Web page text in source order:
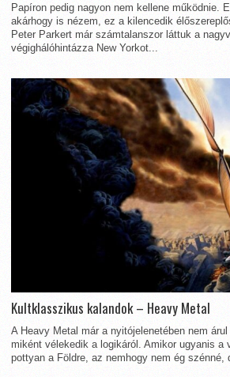
Papíron pedig nagyon nem kellene működnie.
akárhogy is nézem, ez a kilencedik
Peter Parkert már számtalanszor láttuk a
végighálóhintázza New Yorkot...
Kultklasszikus kalandok – Heavy Metal
A Heavy Metal már a nyitójelenetében nem árul
miként vélekedik a logikáról. Amikor ugyanis a
pottyan a Földre, az nemhogy nem ég szénné,